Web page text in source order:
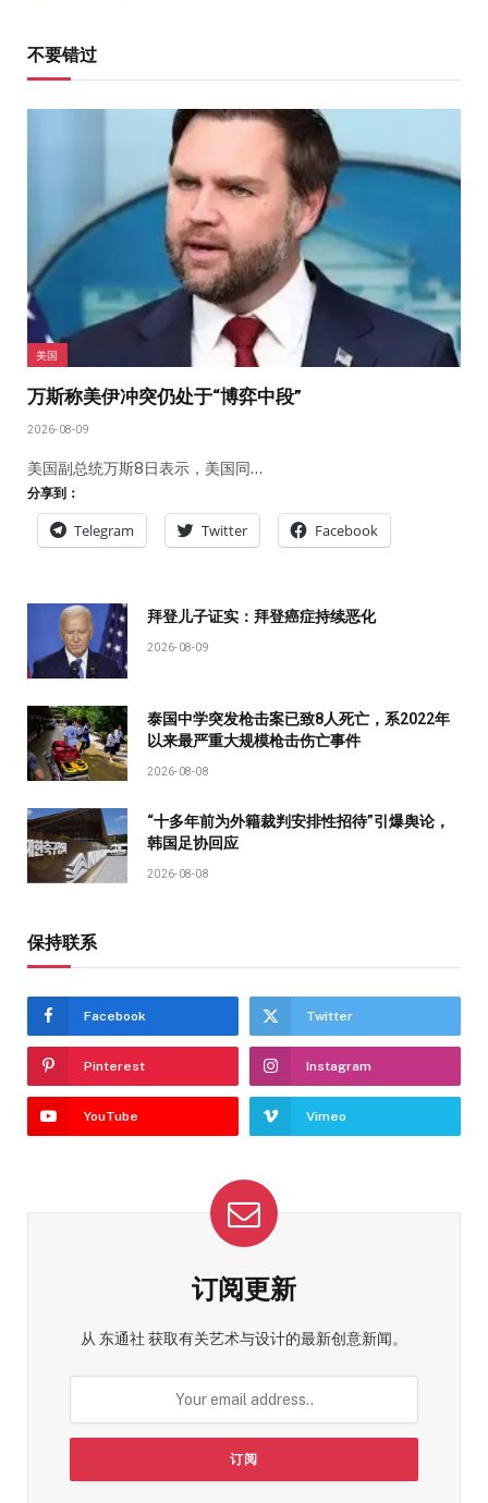
不要错过
美国
万斯称美伊冲突仍处于“博弈中段”
2026-08-09
美国副总统万斯8日表示，美国同…
分享到：
Telegram Twitter Facebook
拜登儿子证实：拜登癌症持续恶化
2026-08-09
泰国中学突发枪击案已致8人死亡，系2022年
以来最严重大规模枪击伤亡事件
2026-08-08
“十多年前为外籍裁判安排性招待”引爆舆论，
韩国足协回应
2026-08-08
保持联系
Facebook Twitter
Pinterest Instagram
YouTube Vimeo
订阅更新
从 东通社 获取有关艺术与设计的最新创意新闻。